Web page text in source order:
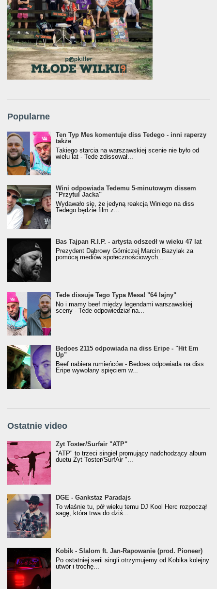
Popularne
Ten Typ Mes komentuje diss Tedego - inni raperzy
także
Takiego starcia na warszawskiej scenie nie było od
wielu lat - Tede zdissował...
Wini odpowiada Tedemu 5-minutowym dissem
"Przytul Jacka"
Wydawało się, że jedyną reakcją Winiego na diss
Tedego będzie film z...
Bas Tajpan R.I.P. - artysta odszedł w wieku 47 lat
Prezydent Dąbrowy Górniczej Marcin Bazylak za
pomocą mediów społecznościowych...
Tede dissuje Tego Typa Mesa! "64 lajny"
No i mamy beef między legendami warszawskiej
sceny - Tede odpowiedział na...
Bedoes 2115 odpowiada na diss Eripe - "Hit Em
Up"
Beef nabiera rumieńców - Bedoes odpowiada na diss
Eripe wywołany spięciem w...
Ostatnie video
Żyt Toster/SurfAir - ATP VIDEO
Żyt Toster/Surfair "ATP"
"ATP" to trzeci singiel promujący nadchodzący album
duetu Żyt Toster/SurfAir "...
donGURALesko z nagrodą za
Klasyczny/Trueschoolowy Album Roku
(Popkillery 2023)
DGE - Gankstaz Paradajs
To właśnie tu, pół wieku temu DJ Kool Herc rozpoczął
sagę, która trwa do dziś...
Kobik - Slalom ft. Jan-Rapowanie (prod. Pioneer)
[Official Music Visualiser]
Kobik - Slalom ft. Jan-Rapowanie (prod. Pioneer)
Po ostatniej serii singli otrzymujemy od Kobika kolejny
utwór i trochę...